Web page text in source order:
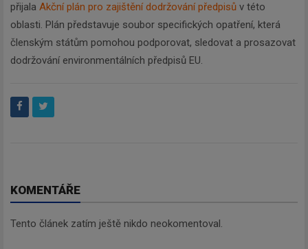
přijala Akční plán pro zajištění dodržování předpisů v této
oblasti. Plán představuje soubor specifických opatření, která
členským státům pomohou podporovat, sledovat a prosazovat
dodržování environmentálních předpisů EU.
KOMENTÁŘE
Tento článek zatím ještě nikdo neokomentoval.